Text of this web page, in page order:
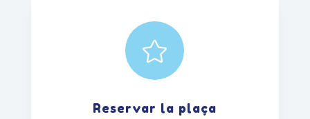

Reservar la plaça